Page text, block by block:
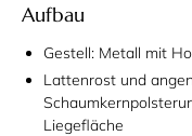
Aufbau
Gestell: Metall mit
Lattenrost und
Liegefläche